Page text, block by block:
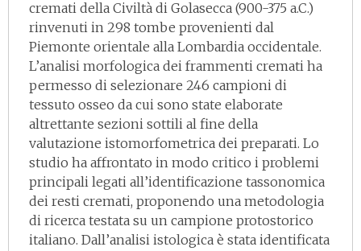
cremati della Civiltà di Golasecca (900-375 a.C.)
rinvenuti in 298 tombe provenienti dal
Piemonte orientale alla Lombardia occidentale.
L’analisi morfologica dei frammenti cremati ha
permesso di selezionare 246 campioni di
tessuto osseo da cui sono state elaborate
altrettante sezioni sottili al fine della
valutazione istomorfometrica dei preparati. Lo
studio ha affrontato in modo critico i problemi
principali legati all’identificazione tassonomica
dei resti cremati, proponendo una metodologia
di ricerca testata su un campione protostorico
italiano. Dall’analisi istologica è stata identificata